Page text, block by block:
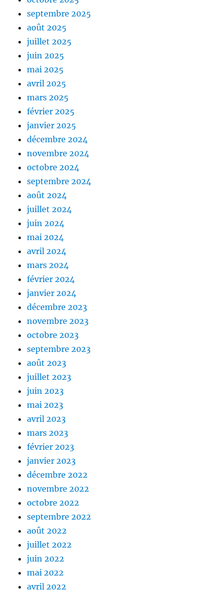
septembre 2025
août 2025
juillet 2025
juin 2025
mai 2025
avril 2025
mars 2025
février 2025
janvier 2025
décembre 2024
novembre 2024
octobre 2024
septembre 2024
août 2024
juillet 2024
juin 2024
mai 2024
avril 2024
mars 2024
février 2024
janvier 2024
décembre 2023
novembre 2023
octobre 2023
septembre 2023
août 2023
juillet 2023
juin 2023
mai 2023
avril 2023
mars 2023
février 2023
janvier 2023
décembre 2022
novembre 2022
octobre 2022
septembre 2022
août 2022
juillet 2022
juin 2022
mai 2022
avril 2022